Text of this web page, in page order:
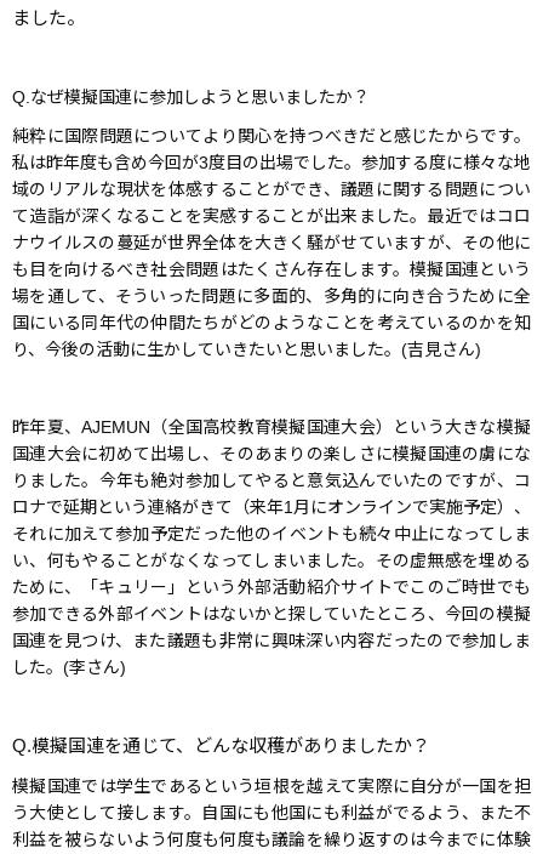
ました。
Q.なぜ模擬国連に参加しようと思いましたか？
純粋に国際問題についてより関心を持つべきだと感じたからです。
私は昨年度も含め今回が3度目の出場でした。参加する度に様々な地
域のリアルな現状を体感することができ、議題に関する問題につい
て造詣が深くなることを実感することが出来ました。最近ではコロ
ナウイルスの蔓延が世界全体を大きく騒がせていますが、その他に
も目を向けるべき社会問題はたくさん存在します。模擬国連という
場を通して、そういった問題に多面的、多角的に向き合うために全
国にいる同年代の仲間たちがどのようなことを考えているのかを知
り、今後の活動に生かしていきたいと思いました。(吉見さん)
昨年夏、AJEMUN（全国高校教育模擬国連大会）という大きな模擬
国連大会に初めて出場し、そのあまりの楽しさに模擬国連の虜にな
りました。今年も絶対参加してやると意気込んでいたのですが、コ
ロナで延期という連絡がきて（来年1月にオンラインで実施予定）、
それに加えて参加予定だった他のイベントも続々中止になってしま
い、何もやることがなくなってしまいました。その虚無感を埋める
ために、「キュリー」という外部活動紹介サイトでこのご時世でも
参加できる外部イベントはないかと探していたところ、今回の模擬
国連を見つけ、また議題も非常に興味深い内容だったので参加しま
した。(李さん)
Q.模擬国連を通じて、どんな収穫がありましたか？
模擬国連では学生であるという垣根を越えて実際に自分が一国を担
う大使として接します。自国にも他国にも利益がでるよう、また不
利益を被らないよう何度も何度も議論を繰り返すのは今までに体験